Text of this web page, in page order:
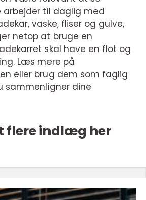
arbejder til daglig med
vaske, fliser og gulve,
netop at bruge en
skal have en flot og
Læs mere på
eller brug dem som faglig
sammenligner dine
flere indlæg her